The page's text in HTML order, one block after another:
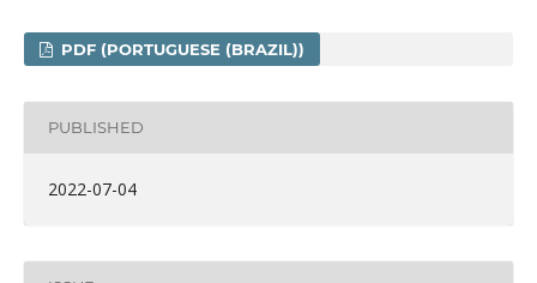
PDF (PORTUGUESE (BRAZIL))
PUBLISHED
2022-07-04